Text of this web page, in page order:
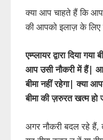
क्या आप चाहते हैं कि
की आपको इलाज़ के लिए
एम्प्लायर द्वारा दिया
आप उसी नौकरी में हैं|
बीमा नहीं रहेगा| क्या
बीमा की ज़रुरत खत्म हो
अगर नौकरी बदल रहे हैं,